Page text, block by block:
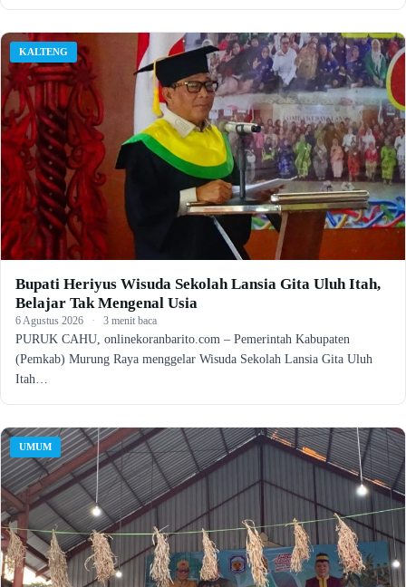
KALTENG
Bupati Heriyus Wisuda Sekolah Lansia Gita Uluh Itah,
Belajar Tak Mengenal Usia
6 Agustus 2026 · 3 menit baca
PURUK CAHU, onlinekoranbarito.com – Pemerintah Kabupaten
(Pemkab) Murung Raya menggelar Wisuda Sekolah Lansia Gita Uluh
Itah…
UMUM